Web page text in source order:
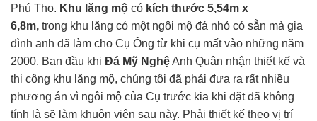
Phú Thọ. Khu lăng mộ có kích thước 5,54m x
6,8m, trong khu lăng có một ngôi mộ đá nhỏ có sẵn mà gia
đình anh đã làm cho Cụ Ông từ khi cụ mất vào những năm
2000. Ban đầu khi Đá Mỹ NghệAnh Quân nhận thiết kế và
thi công khu lăng mộ, chúng tôi đã phải đưa ra rất nhiều
phương án vì ngôi mộ của Cụ trước kia khi đặt đã không
tính là sẽ làm khuôn viên sau này. Phải thiết kế theo vị trí